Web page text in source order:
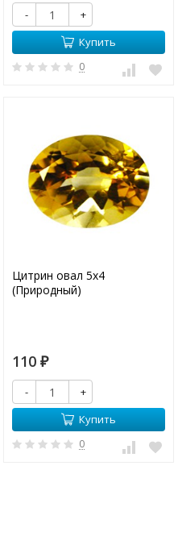
-
+
Купить
0
Цитрин овал 5х4
(Природный)
110 ₽
-
+
Купить
0